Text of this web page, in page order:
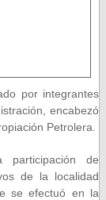
por integrantes
encabezó
Petrolera.
de
de la localidad
se efectuó en la